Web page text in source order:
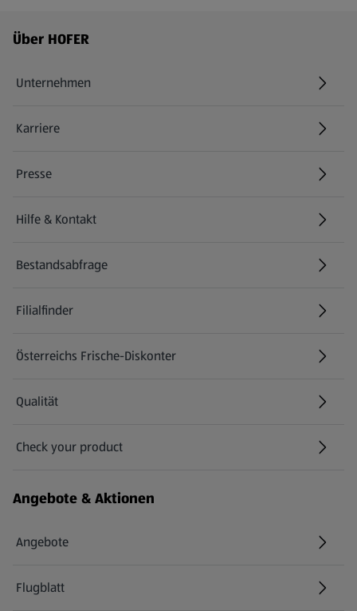
Fußzeilenmenü - weitere Links
Über HOFER
Unternehmen
Karriere
(öffnet in einem neuen Tab)
Presse
Hilfe & Kontakt
(öffnet in einem neuen Tab)
Bestandsabfrage
(öffnet in einem neuen Tab)
Filialfinder
Österreichs Frische-Diskonter
Qualität
Check your product
(öffnet in einem neuen Tab)
Angebote & Aktionen
Angebote
Flugblatt